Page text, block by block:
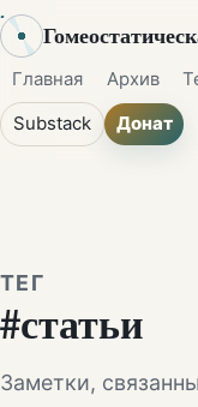
Главная Архив
Substack Донат
ТЕГ
#статьи
Заметки,